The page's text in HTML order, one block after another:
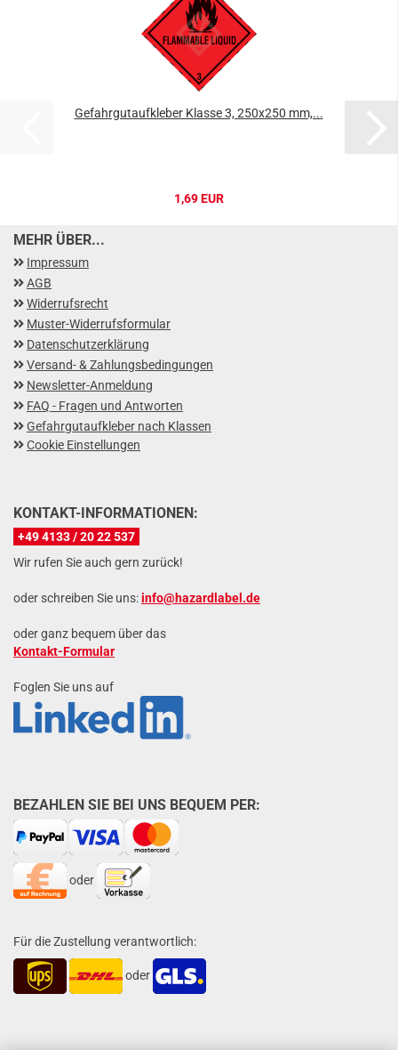
Gefahrgutaufkleber Klasse 3, 250x250 mm,...
1,69 EUR
MEHR ÜBER...
Impressum
AGB
Widerrufsrecht
Muster-Widerrufsformular
Datenschutzerklärung
Versand- & Zahlungsbedingungen
Newsletter-Anmeldung
FAQ - Fragen und Antworten
Gefahrgutaufkleber nach Klassen
Cookie Einstellungen
KONTAKT-INFORMATIONEN:
+49 4133 / 20 22 537
Wir rufen Sie auch gern zurück!
oder schreiben Sie uns:info@hazardlabel.de
oder ganz bequem über das
Kontakt-Formular
Foglen Sie uns auf
BEZAHLEN SIE BEI UNS BEQUEM PER:
oder
Für die Zustellung verantwortlich:
oder